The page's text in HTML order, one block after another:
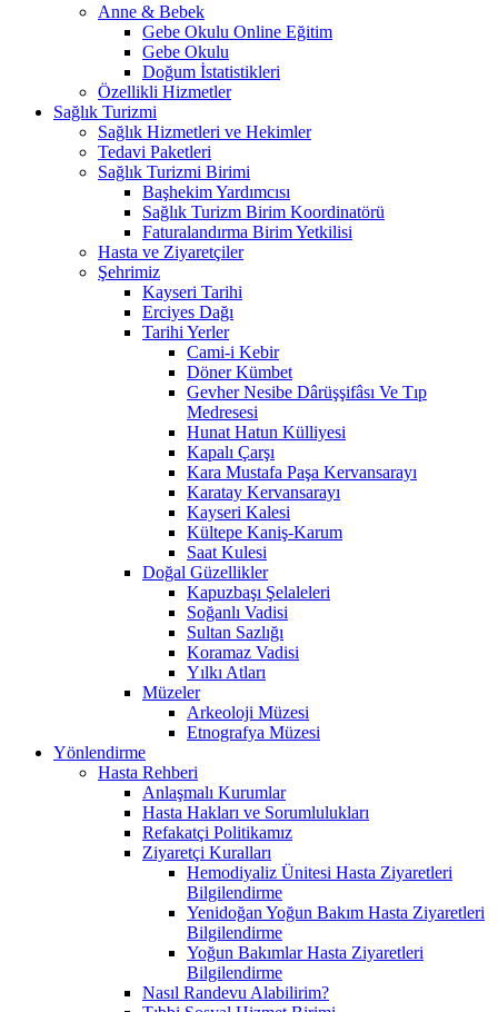
Anne & Bebek
Gebe Okulu Online Eğitim
Gebe Okulu
Doğum İstatistikleri
Özellikli Hizmetler
Sağlık Turizmi
Sağlık Hizmetleri ve Hekimler
Tedavi Paketleri
Sağlık Turizmi Birimi
Başhekim Yardımcısı
Sağlık Turizm Birim Koordinatörü
Faturalandırma Birim Yetkilisi
Hasta ve Ziyaretçiler
Şehrimiz
Kayseri Tarihi
Erciyes Dağı
Tarihi Yerler
Cami-i Kebir
Döner Kümbet
Gevher Nesibe Dârüşşifâsı Ve Tıp
Medresesi
Hunat Hatun Külliyesi
Kapalı Çarşı
Kara Mustafa Paşa Kervansarayı
Karatay Kervansarayı
Kayseri Kalesi
Kültepe Kaniş-Karum
Saat Kulesi
Doğal Güzellikler
Kapuzbaşı Şelaleleri
Soğanlı Vadisi
Sultan Sazlığı
Koramaz Vadisi
Yılkı Atları
Müzeler
Arkeoloji Müzesi
Etnografya Müzesi
Yönlendirme
Hasta Rehberi
Anlaşmalı Kurumlar
Hasta Hakları ve Sorumlulukları
Refakatçi Politikamız
Ziyaretçi Kuralları
Hemodiyaliz Ünitesi Hasta Ziyaretleri
Bilgilendirme
Yenidoğan Yoğun Bakım Hasta Ziyaretleri
Bilgilendirme
Yoğun Bakımlar Hasta Ziyaretleri
Bilgilendirme
Nasıl Randevu Alabilirim?